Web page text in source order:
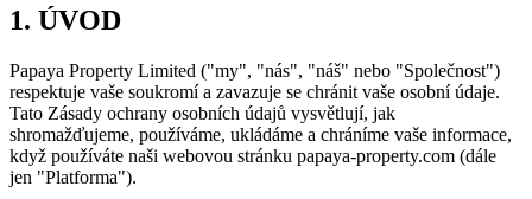
1. ÚVOD
Papaya Property Limited ("my", "nás", "náš" nebo "Společnost")
respektuje vaše soukromí a zavazuje se chránit vaše osobní údaje.
Tato Zásady ochrany osobních údajů vysvětlují, jak
shromažďujeme, používáme, ukládáme a chráníme vaše informace,
když používáte naši webovou stránku papaya-property.com (dále
jen "Platforma").